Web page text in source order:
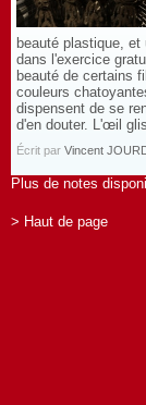
beauté plastique,
dans l'exercice
beauté de certains
couleurs
dispensent de se
d'en douter. L'œil
Écrit par Vincent
Plus de notes
> Haut de page